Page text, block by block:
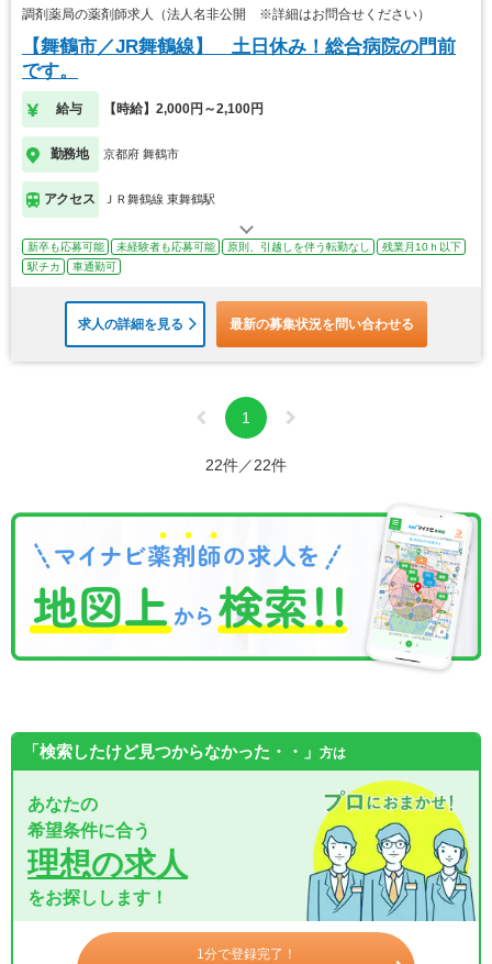
調剤薬局の薬剤師求人（法人名非公開 ※詳細はお問合せください）
【舞鶴市／JR舞鶴線】 土日休み！総合病院の門前
です。
給与 【時給】2,000円～2,100円
勤務地 京都府 舞鶴市
アクセス ＪＲ舞鶴線 東舞鶴駅
新卒も応募可能 未経験者も応募可能 原則、引越しを伴う転勤なし
残業月10ｈ以下
駅チカ
車通勤可
求人の詳細を見る 最新の募集状況を問い合わせる
1
22件／22件
「検索したけど見つからなかった・・」 方は
あなたの
希望条件に合う
理想の求人
をお探しします！
1分で登録完了！